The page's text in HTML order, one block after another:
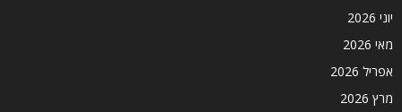
יוני 2026
מאי 2026
אפריל 2026
מרץ 2026